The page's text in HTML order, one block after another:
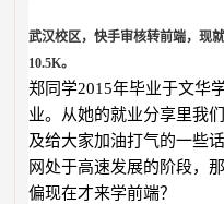
武汉校区，快手审核转前端，现
10.5K。
郑同学2015年毕业于文华
业。从她的就业分享里我
及给大家加油打气的一些
网处于高速发展的阶段，
偏现在才来学前端？